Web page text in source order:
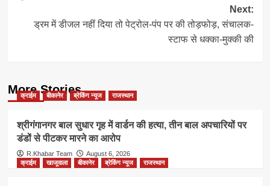
Next:
ड्रम में डीजल नहीं दिया तो पेट्रोल-पंप पर की तोड़फोड़, संचालक-
स्टाफ से धक्का-मुक्की की
More Stories
क्राईम बीकानेर ब्रेकिंग न्यूज राजस्थान
श्रीगंगानगर बाल सुधार गृह में वार्डन की हत्या, तीन बाल अपचारियों पर
डंडों से पीटकर मारने का आरोप
R.Khabar Team
August 6, 2026
क्राईम
खाजूवाला बीकानेर ब्रेकिंग न्यूज राजस्थान